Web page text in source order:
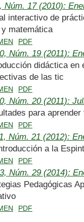
Núm. 17 (2010):
interactivo de
matemática
PDF
Núm. 19 (2011):
didáctica en
de las tic
PDF
Núm. 20 (2011):
para
PDF
Núm. 21 (2012):
a la
PDF
Núm. 29 (2014):
Pedagógicas
PDF